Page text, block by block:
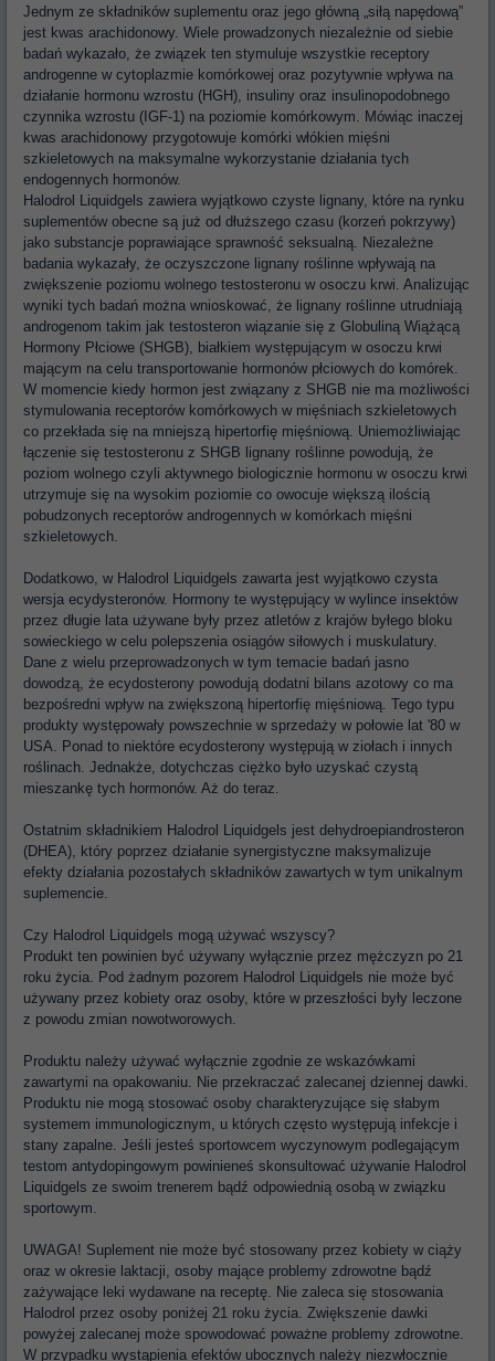
Jednym ze składników suplementu oraz jego główną „siłą napędową”
jest kwas arachidonowy. Wiele prowadzonych niezależnie od siebie
badań wykazało, że związek ten stymuluje wszystkie receptory
androgenne w cytoplazmie komórkowej oraz pozytywnie wpływa na
działanie hormonu wzrostu (HGH), insuliny oraz insulinopodobnego
czynnika wzrostu (IGF-1) na poziomie komórkowym. Mówiąc inaczej
kwas arachidonowy przygotowuje komórki włókien mięśni
szkieletowych na maksymalne wykorzystanie działania tych
endogennych hormonów.
Halodrol Liquidgels zawiera wyjątkowo czyste lignany, które na rynku
suplementów obecne są już od dłuższego czasu (korzeń pokrzywy)
jako substancje poprawiające sprawność seksualną. Niezależne
badania wykazały, że oczyszczone lignany roślinne wpływają na
zwiększenie poziomu wolnego testosteronu w osoczu krwi. Analizując
wyniki tych badań można wnioskować, że lignany roślinne utrudniają
androgenom takim jak testosteron wiązanie się z Globuliną Wiążącą
Hormony Płciowe (SHGB), białkiem występującym w osoczu krwi
mającym na celu transportowanie hormonów płciowych do komórek.
W momencie kiedy hormon jest związany z SHGB nie ma możliwości
stymulowania receptorów komórkowych w mięśniach szkieletowych
co przekłada się na mniejszą hipertorfię mięśniową. Uniemożliwiając
łączenie się testosteronu z SHGB lignany roślinne powodują, że
poziom wolnego czyli aktywnego biologicznie hormonu w osoczu krwi
utrzymuje się na wysokim poziomie co owocuje większą ilością
pobudzonych receptorów androgennych w komórkach mięśni
szkieletowych.
Dodatkowo, w Halodrol Liquidgels zawarta jest wyjątkowo czysta
wersja ecydysteronów. Hormony te występujący w wylince insektów
przez długie lata używane były przez atletów z krajów byłego bloku
sowieckiego w celu polepszenia osiągów siłowych i muskulatury.
Dane z wielu przeprowadzonych w tym temacie badań jasno
dowodzą, że ecydosterony powodują dodatni bilans azotowy co ma
bezpośredni wpływ na zwiększoną hipertorfię mięśniową. Tego typu
produkty występowały powszechnie w sprzedaży w połowie lat '80 w
USA. Ponad to niektóre ecydosterony występują w ziołach i innych
roślinach. Jednakże, dotychczas ciężko było uzyskać czystą
mieszankę tych hormonów. Aż do teraz.
Ostatnim składnikiem Halodrol Liquidgels jest dehydroepiandrosteron
(DHEA), który poprzez działanie synergistyczne maksymalizuje
efekty działania pozostałych składników zawartych w tym unikalnym
suplemencie.
Czy Halodrol Liquidgels mogą używać wszyscy?
Produkt ten powinien być używany wyłącznie przez mężczyzn po 21
roku życia. Pod żadnym pozorem Halodrol Liquidgels nie może być
używany przez kobiety oraz osoby, które w przeszłości były leczone
z powodu zmian nowotworowych.
Produktu należy używać wyłącznie zgodnie ze wskazówkami
zawartymi na opakowaniu. Nie przekraczać zalecanej dziennej dawki.
Produktu nie mogą stosować osoby charakteryzujące się słabym
systemem immunologicznym, u których często występują infekcje i
stany zapalne. Jeśli jesteś sportowcem wyczynowym podlegającym
testom antydopingowym powinieneś skonsultować używanie Halodrol
Liquidgels ze swoim trenerem bądź odpowiednią osobą w związku
sportowym.
UWAGA! Suplement nie może być stosowany przez kobiety w ciąży
oraz w okresie laktacji, osoby mające problemy zdrowotne bądź
zażywające leki wydawane na receptę. Nie zaleca się stosowania
Halodrol przez osoby poniżej 21 roku życia. Zwiększenie dawki
powyżej zalecanej może spowodować poważne problemy zdrowotne.
W przypadku wystąpienia efektów ubocznych należy niezwłocznie